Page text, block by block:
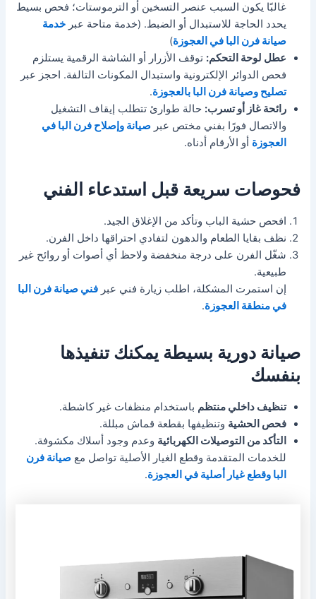
غالبًا يكون السبب عنصر التسخين أو الترموستات؛ فحص بسيط
يحدد الحاجة للاستبدال أو الضبط. (خدمة متاحة عبرخدمة
صيانة فرن البا في العجوزة)
عطل لوحة التحكم: توقف الأزرار أو الشاشة الرقمية يستلزم
فحص الدوائر الإلكترونية واستبدال المكونات التالفة. احجز عبر
تصليح وصيانة فرن البا بالعجوزة.
رائحة غاز أو تسرب: حالة طوارئ تتطلب إيقاف التشغيل
والاتصال فورًا بفني مختص عبرصيانة وإصلاح فرن البا في
العجوزة أو الأرقام أدناه.
فحوصات سريعة قبل استدعاء الفني
افحص حشية الباب وتأكد من الإغلاق الجيد.
نظف بقايا الطعام والدهون لتفادي احتراقها داخل الفرن.
شغّل الفرن على درجة منخفضة ولاحظ أي أصوات أو روائح غير
طبيعية.
إن استمرت المشكلة، اطلب زيارة فني عبرفني صيانة فرن البا
في منطقة العجوزة.
صيانة دورية بسيطة يمكنك تنفيذها
بنفسك
تنظيف داخلي منتظم باستخدام منظفات غير كاشطة.
فحص الحشية وتنظيفها بقطعة قماش مبللة.
التأكد من التوصيلات الكهربائية وعدم وجود أسلاك مكشوفة.
للخدمات المتقدمة وقطع الغيار الأصلية تواصل معصيانة فرن
البا وقطع غيار أصلية في العجوزة.